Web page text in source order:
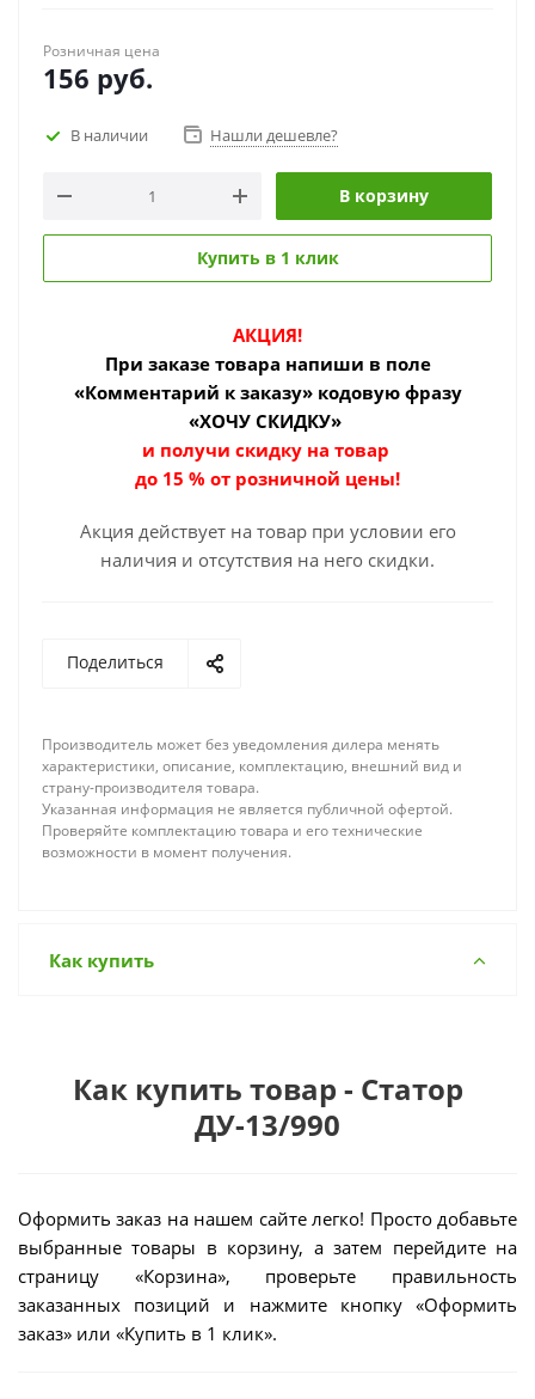
Розничная цена
156 руб.
В наличии Нашли дешевле?
В корзину
Купить в 1 клик
АКЦИЯ!
При заказе товара напиши в поле
«Комментарий к заказу» кодовую фразу
«ХОЧУ СКИДКУ»
и получи скидку на товар
до 15 % от розничной цены!
Акция действует на товар при условии его
наличия и отсутствия на него скидки.
Поделиться
Производитель может без уведомления дилера менять
характеристики, описание, комплектацию, внешний вид и
страну-производителя товара.
Указанная информация не является публичной офертой.
Проверяйте комплектацию товара и его технические
возможности в момент получения.
Как купить
Как купить товар - Статор
ДУ-13/990
Оформить заказ на нашем сайте легко! Просто добавьте
выбранные товары в корзину, а затем перейдите на
страницу «Корзина», проверьте правильность
заказанных позиций и нажмите кнопку «Оформить
заказ» или «Купить в 1 клик».